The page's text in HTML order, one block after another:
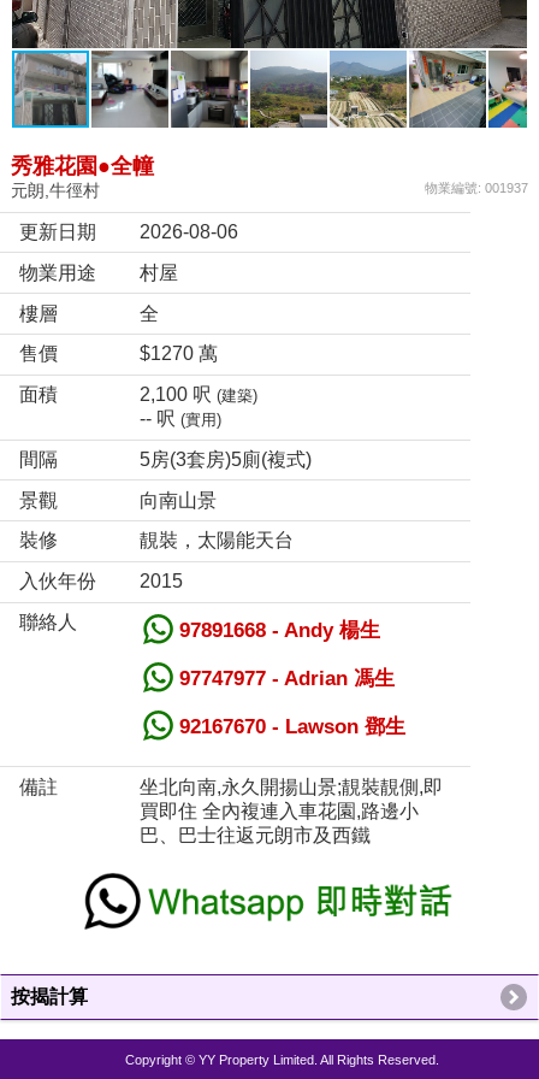
秀雅花園●全幢
元朗,牛徑村 物業編號: 001937
更新日期
2026-08-06
物業用途
村屋
樓層
全
售價
$1270 萬
面積
2,100 呎 (建築)
-- 呎 (實用)
間隔
5房(3套房)5廁(複式)
景觀
向南山景
裝修
靚裝，太陽能天台
入伙年份
2015
聯絡人
97891668 - Andy 楊生
97747977 - Adrian 馮生
92167670 - Lawson 鄧生
備註
坐北向南,永久開揚山景;靚裝靚側,即
買即住 全內複連入車花園,路邊小
巴、巴士往返元朗市及西鐵
按揭計算
Copyright © YY Property Limited. All Rights Reserved.